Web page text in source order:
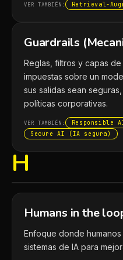
VER TAMBIÉN: Retrieval-
Guardrails
Reglas, filtros y capas
impuestas sobre un
sus salidas sean
políticas corporativas.
VER TAMBIÉN:
Responsible
Secure AI (IA segura)
H
Humans in the
Enfoque donde
sistemas de IA para